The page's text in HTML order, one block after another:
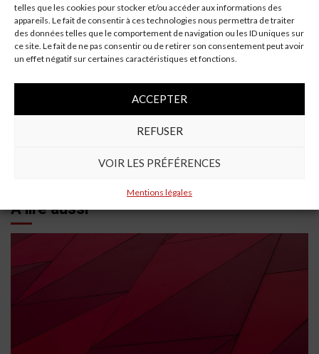
telles que les cookies pour stocker et/ou accéder aux informations des
appareils. Le fait de consentir à ces technologies nous permettra de traiter
des données telles que le comportement de navigation ou les ID uniques sur
ce site. Le fait de ne pas consentir ou de retirer son consentement peut avoir
un effet négatif sur certaines caractéristiques et fonctions.
ACCEPTER
REFUSER
VOIR LES PRÉFÉRENCES
Mentions légales
pensées vont aux victimes et à leurs familles. Il est
essentiel que des mesures soient prises pour éviter que
de tels événements ne se reproduisent à l’avenir.
Continue
contrairement à Tesla
À lire aussi